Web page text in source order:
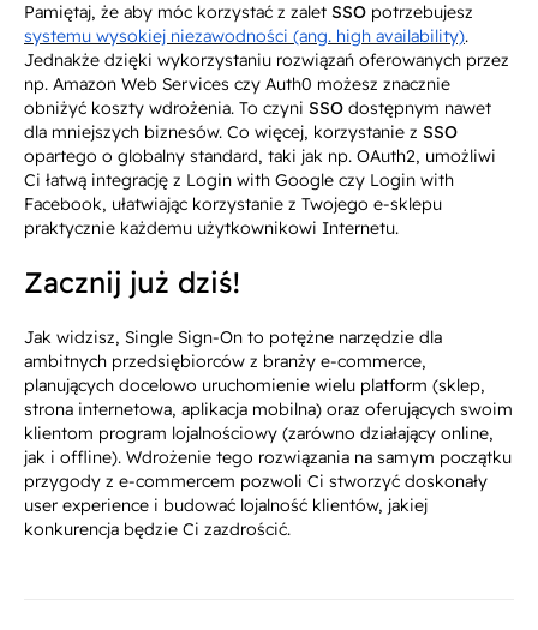
Pamiętaj, że aby móc korzystać z zalet SSO potrzebujesz
systemu wysokiej niezawodności (ang. high availability).
Jednakże dzięki wykorzystaniu rozwiązań oferowanych przez
np. Amazon Web Services czy Auth0 możesz znacznie
obniżyć koszty wdrożenia. To czyni SSO dostępnym nawet
dla mniejszych biznesów. Co więcej, korzystanie z SSO
opartego o globalny standard, taki jak np. OAuth2, umożliwi
Ci łatwą integrację z Login with Google czy Login with
Facebook, ułatwiając korzystanie z Twojego e-sklepu
praktycznie każdemu użytkownikowi Internetu.
Zacznij już dziś!
Jak widzisz, Single Sign-On to potężne narzędzie dla
ambitnych przedsiębiorców z branży e-commerce,
planujących docelowo uruchomienie wielu platform (sklep,
strona internetowa, aplikacja mobilna) oraz oferujących swoim
klientom program lojalnościowy (zarówno działający online,
jak i offline). Wdrożenie tego rozwiązania na samym początku
przygody z e-commercem pozwoli Ci stworzyć doskonały
user experience i budować lojalność klientów, jakiej
konkurencja będzie Ci zazdrościć.